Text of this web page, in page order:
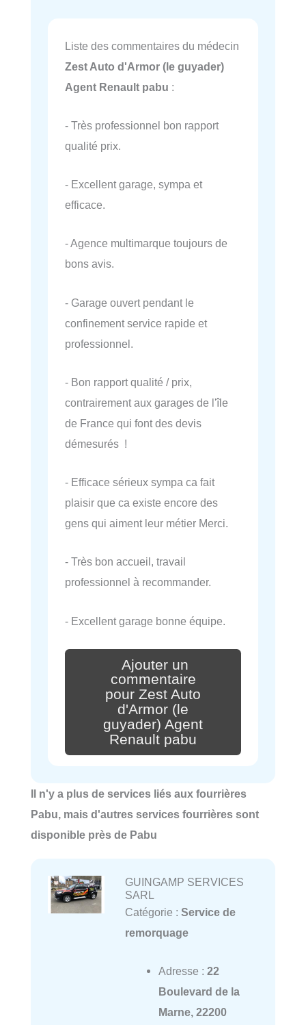
Liste des commentaires du médecin
Zest Auto d'Armor (le guyader)
Agent Renault pabu :
- Très professionnel bon rapport
qualité prix.
- Excellent garage, sympa et
efficace.
- Agence multimarque toujours de
bons avis.
- Garage ouvert pendant le
confinement service rapide et
professionnel.
- Bon rapport qualité / prix,
contrairement aux garages de l'île
de France qui font des devis
démesurés !
- Efficace sérieux sympa ca fait
plaisir que ca existe encore des
gens qui aiment leur métier Merci.
- Très bon accueil, travail
professionnel à recommander.
- Excellent garage bonne équipe.
Ajouter un
commentaire
pour Zest Auto
d'Armor (le
guyader) Agent
Renault pabu
Il n'y a plus de services liés aux fourrières
Pabu, mais d'autres services fourrières sont
disponible près de Pabu
GUINGAMP SERVICES
SARL
Catégorie : Service de
remorquage
Adresse : 22
Boulevard de la
Marne, 22200